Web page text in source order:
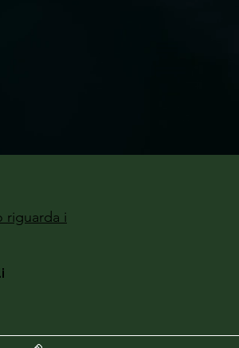
riguarda i